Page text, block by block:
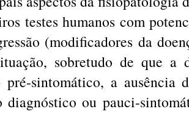
testes humanos com
(modificadores da
sobretudo de que a
pré-sintomático, a ausência
diagnóstico ou pauci-